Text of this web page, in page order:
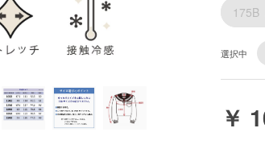
175B
選択中
￥